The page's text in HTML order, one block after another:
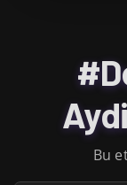
Bu